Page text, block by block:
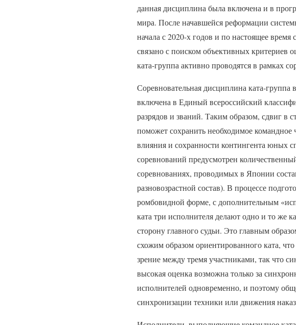
данная дисциплина была включена и в
мира. После начавшейся реформации
начала с 2020-х годов и по настоящее
связано с поиском объективных критериев
ката-группа активно проводятся в рамках
Соревновательная дисциплина ката-
включена в Единый всероссийский
разрядов и званий. Таким образом, сдвиг в
поможет сохранить необходимое
влияния и сохранности контингента юных
соревнований предусмотрен
соревнованиях, проводимых в Японии
разновозрастной состав). В процессе
ромбовидной форме, с дополнительным
ката три исполнителя делают одно и то же
сторону главного судьи. Это главным
схожим образом ориентированного ката,
зрение между тремя участниками, так что
высокая оценка возможна только за
исполнителей одновременно, и поэтому
синхронизации техники или движения